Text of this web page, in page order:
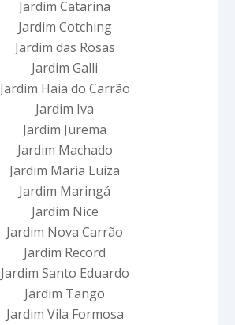
Jardim Catarina
Jardim Cotching
Jardim das Rosas
Jardim Galli
Jardim Haia do Carrão
Jardim Iva
Jardim Jurema
Jardim Machado
Jardim Maria Luiza
Jardim Maringá
Jardim Nice
Jardim Nova Carrão
Jardim Record
Jardim Santo Eduardo
Jardim Tango
Jardim Vila Formosa